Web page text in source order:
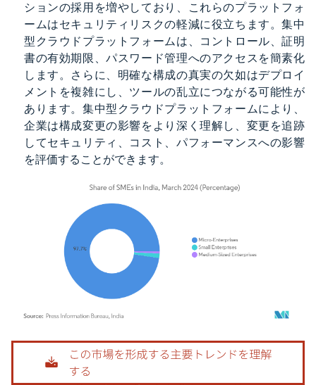
ションの採用を増やしており、これらのプラットフォ
ームはセキュリティリスクの軽減に役立ちます。集中
型クラウドプラットフォームは、コントロール、証明
書の有効期限、パスワード管理へのアクセスを簡素化
します。さらに、明確な構成の真実の欠如はデプロイ
メントを複雑にし、ツールの乱立につながる可能性が
あります。集中型クラウドプラットフォームにより、
企業は構成変更の影響をより深く理解し、変更を追跡
してセキュリティ、コスト、パフォーマンスへの影響
を評価することができます。
画像 © Mordor Intelligence。再利用にはCC BY 4.0の表示が必要です。